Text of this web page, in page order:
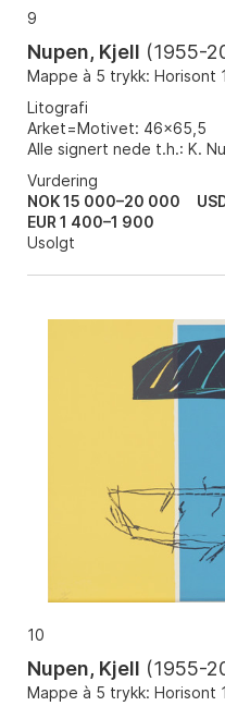
9
Nupen, Kjell (1955-
Mappe à 5 trykk: Horisont
Litografi
Arket=Motivet: 46x65,5
Alle signert nede t.h.: K.
Vurdering
NOK 15 000–20 000
EUR 1 400–1 900
Usolgt
10
Nupen, Kjell (1955-
Mappe à 5 trykk: Horisont